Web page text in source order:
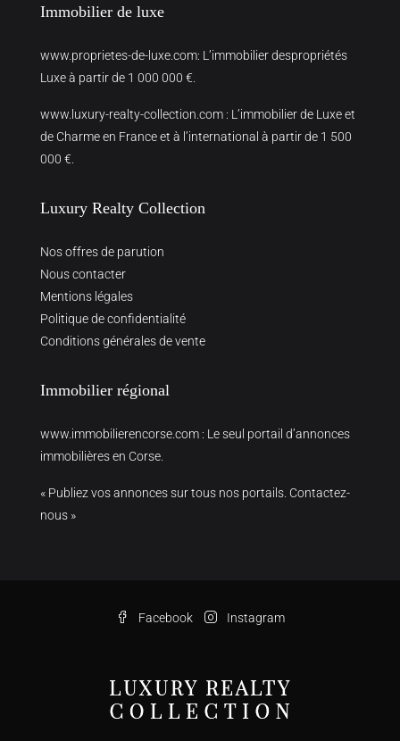
Immobilier de luxe
www.proprietes-de-luxe.com: L’immobilier despropriétés
Luxe à partir de 1 000 000 €.
www.luxury-realty-collection.com : L’immobilier de Luxe et
de Charme en France et à l’international à partir de 1 500
000 €.
Luxury Realty Collection
Nos offres de parution
Nous contacter
Mentions légales
Politique de confidentialité
Conditions générales de vente
Immobilier régional
www.immobilierencorse.com : Le seul portail d’annonces
immobilières en Corse.
« Publiez vos annonces sur tous nos portails. Contactez-
nous »
Facebook Instagram